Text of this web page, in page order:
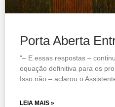
Porta Aberta
“– E essas respostas –
equação definitiva para os
Isso não – aclarou o
LEIA MAIS »